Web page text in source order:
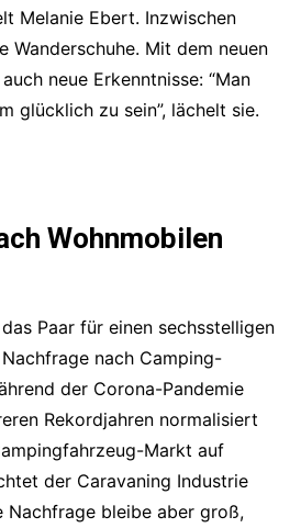
Melanie Ebert. Inzwischen
Wanderschuhe. Mit dem neuen
neue Erkenntnisse: “Man
glücklich zu sein”, lächelt sie.
Wohnmobilen
Paar für einen sechsstelligen
nach Camping-
der Corona-Pandemie
Rekordjahren normalisiert
Markt auf
der Caravaning Industrie
Nachfrage bleibe aber groß,